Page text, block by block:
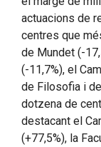
actuacions de
centres que
de Mundet (-
(-11,7%), el
de Filosofia i
dotzena de
destacant el
(+77,5%), la